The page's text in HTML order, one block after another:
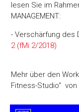
lesen Sie im
MANAGEMENT:
- Verschärfung
2 (fMi 2/2018)
Mehr über den
Fitness-Studio“